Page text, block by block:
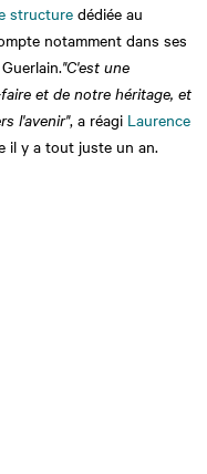
structure dédiée au
notamment dans ses
"C'est une
et de notre héritage, et
l'avenir", a réagi Laurence
il y a tout juste un an.